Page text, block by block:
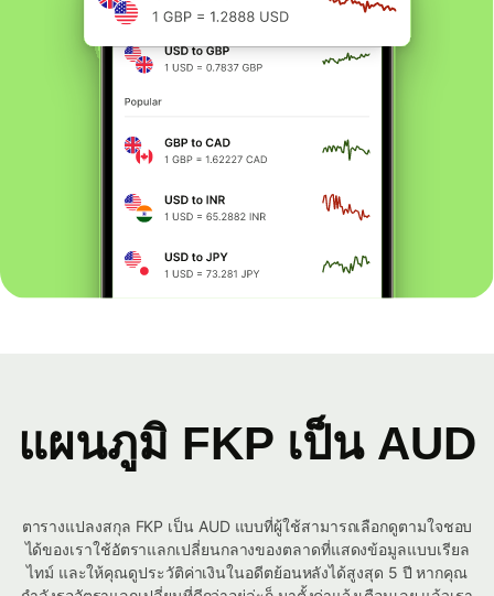
แผนภูมิ FKP เป็น AUD
ตารางแปลงสกุล FKP เป็น AUD แบบที่ผู้ใช้สามารถเลือกดูตามใจชอบ
ได้ของเราใช้อัตราแลกเปลี่ยนกลางของตลาดที่แสดงข้อมูลแบบเรียล
ไทม์ และให้คุณดูประวัติค่าเงินในอดีตย้อนหลังได้สูงสุด 5 ปี หากคุณ